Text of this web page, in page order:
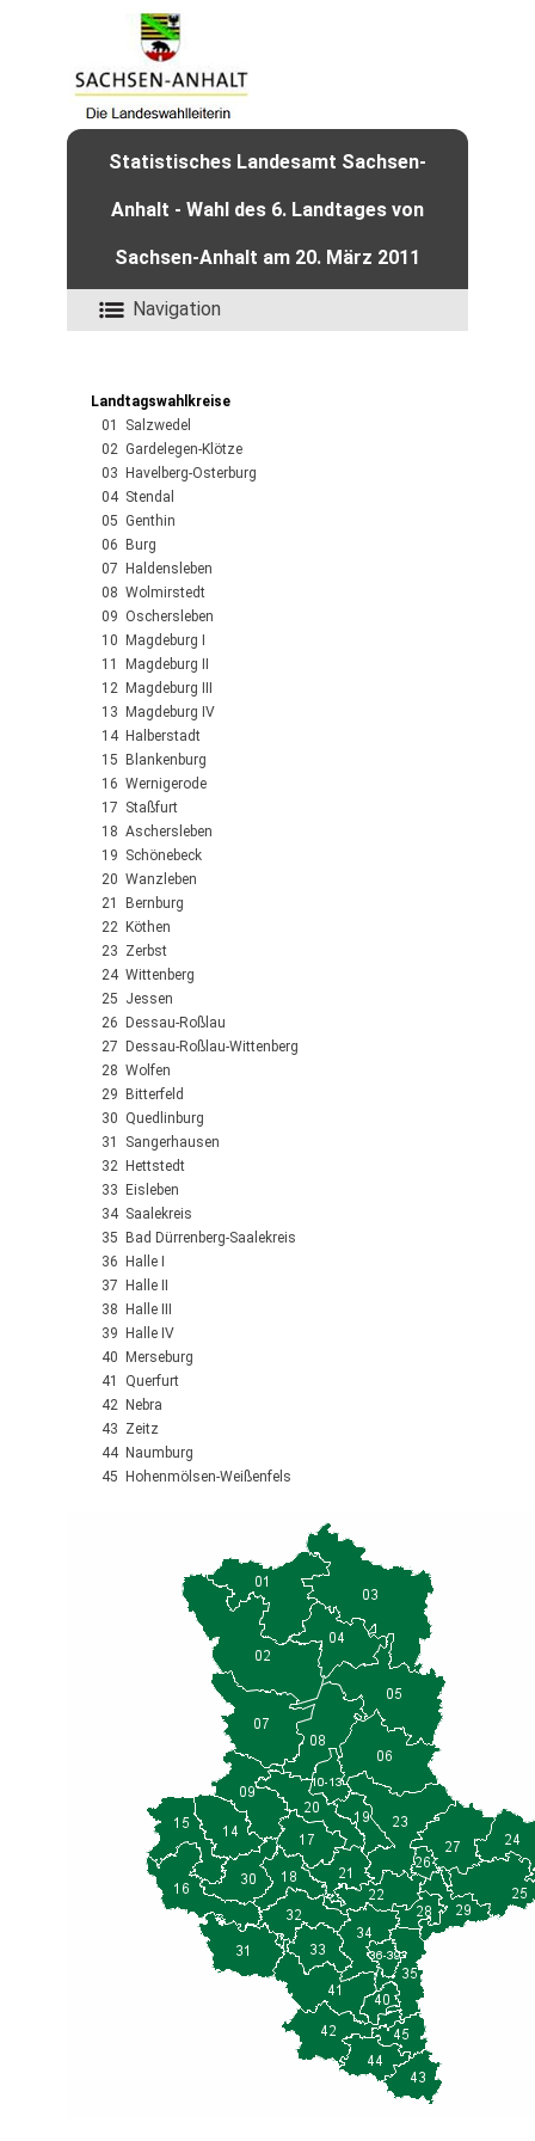
Statistisches Landesamt Sachsen-
Anhalt - Wahl des 6. Landtages von
Sachsen-Anhalt am 20. März 2011
Navigation
Landtagswahlkreise
01 Salzwedel
02 Gardelegen-Klötze
03 Havelberg-Osterburg
04 Stendal
05 Genthin
06 Burg
07 Haldensleben
08 Wolmirstedt
09 Oschersleben
10 Magdeburg I
11 Magdeburg II
12 Magdeburg III
13 Magdeburg IV
14 Halberstadt
15 Blankenburg
16 Wernigerode
17 Staßfurt
18 Aschersleben
19 Schönebeck
20 Wanzleben
21 Bernburg
22 Köthen
23 Zerbst
24 Wittenberg
25 Jessen
26 Dessau-Roßlau
27 Dessau-Roßlau-Wittenberg
28 Wolfen
29 Bitterfeld
30 Quedlinburg
31 Sangerhausen
32 Hettstedt
33 Eisleben
34 Saalekreis
35 Bad Dürrenberg-Saalekreis
36 Halle I
37 Halle II
38 Halle III
39 Halle IV
40 Merseburg
41 Querfurt
42 Nebra
43 Zeitz
44 Naumburg
45 Hohenmölsen-Weißenfels